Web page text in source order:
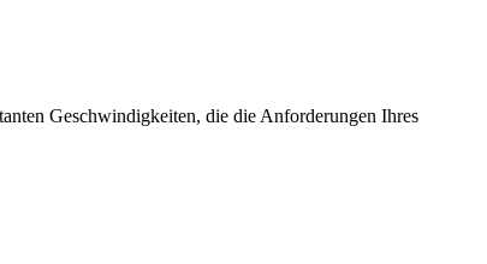
Geschwindigkeiten, die die Anforderungen Ihres